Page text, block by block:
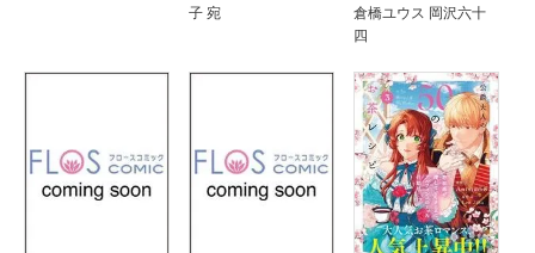
子 宛
倉橋ユウス 岡沢六十
四